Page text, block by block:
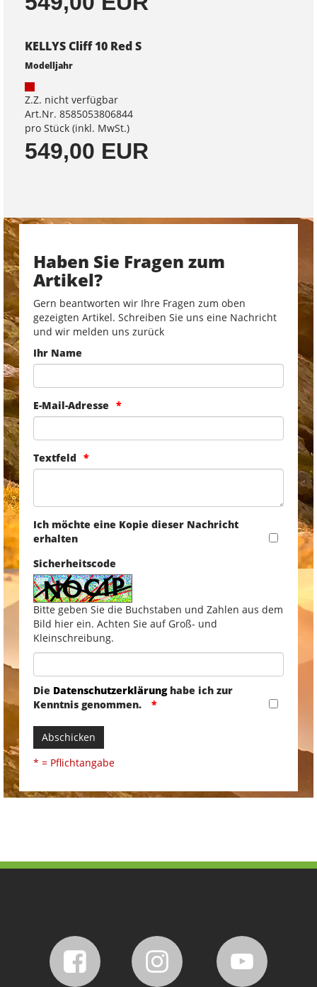
KELLYS Cliff 10 Red S
Modelljahr
Z.Z. nicht verfügbar
Art.Nr. 8585053806844
pro Stück (inkl. MwSt.)
549,00 EUR
Haben Sie Fragen zum
Artikel?
Gern beantworten wir Ihre Fragen zum oben
gezeigten Artikel. Schreiben Sie uns eine Nachricht
und wir melden uns zurück
Ihr Name
E-Mail-Adresse
Textfeld
Ich möchte eine Kopie dieser Nachricht
erhalten
Sicherheitscode
Bitte geben Sie die Buchstaben und Zahlen aus dem
Bild hier ein. Achten Sie auf Groß- und
Kleinschreibung.
Die Datenschutzerklärunghabe ich zur
Kenntnis genommen.
Abschicken
* = Pflichtangabe